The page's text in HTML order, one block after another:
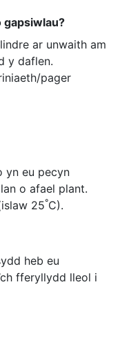
gapsiwlau?
ar unwaith am
y daflen.
pager
yn eu pecyn
o afael plant.
25°C).
heb eu
fferyllydd lleol i